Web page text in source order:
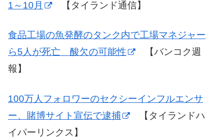
1～10月
【タイランド通信】
食品工場の魚発酵のタンク内で工場マネジャー
ら5人が死亡 酸欠の可能性
【バンコク週
報】
100万人フォロワーのセクシーインフルエンサ
ー、賭博サイト宣伝で逮捕
【タイランドハ
イパーリンクス】